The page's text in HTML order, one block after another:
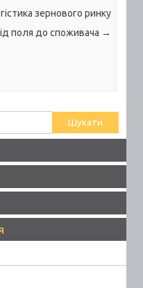
зернового ринку
поля до споживача →